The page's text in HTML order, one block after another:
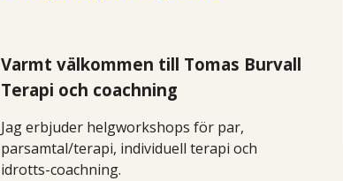
Varmt välkommen till Tomas Burvall
Terapi och coachning
Jag erbjuder helgworkshops för par,
parsamtal/terapi, individuell terapi och
idrotts-coachning.